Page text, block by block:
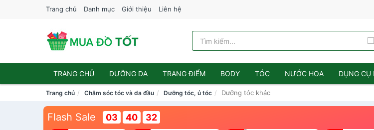
Trang chủ Danh mục Giới thiệu Liên hệ
TRANG CHỦ DƯỠNG DA TRANG ĐIỂM BODY TÓC NƯỚC HOA DỤNG CỤ
Trang chủ Chăm sóc tóc và da đầu Dưỡng tóc, ủ tóc Dưỡng tóc khác
Flash Sale 03 40 31